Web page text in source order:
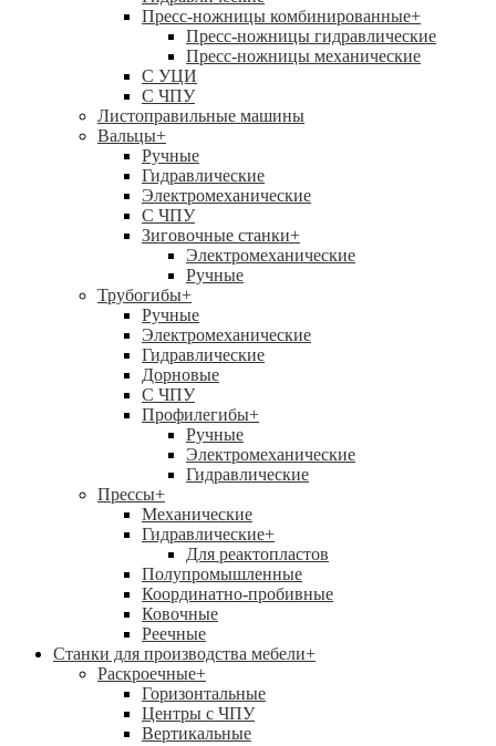
Пресс-ножницы комбинированные+
Пресс-ножницы гидравлические
Пресс-ножницы механические
С УЦИ
С ЧПУ
Листоправильные машины
Вальцы+
Ручные
Гидравлические
Электромеханические
С ЧПУ
Зиговочные станки+
Электромеханические
Ручные
Трубогибы+
Ручные
Электромеханические
Гидравлические
Дорновые
С ЧПУ
Профилегибы+
Ручные
Электромеханические
Гидравлические
Прессы+
Механические
Гидравлические+
Для реактопластов
Полупромышленные
Координатно-пробивные
Ковочные
Реечные
Станки для производства мебели+
Раскроечные+
Горизонтальные
Центры с ЧПУ
Вертикальные